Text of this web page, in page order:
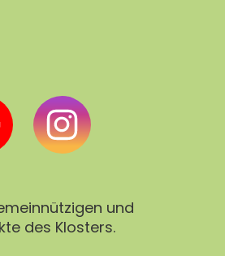
und
des Klosters.